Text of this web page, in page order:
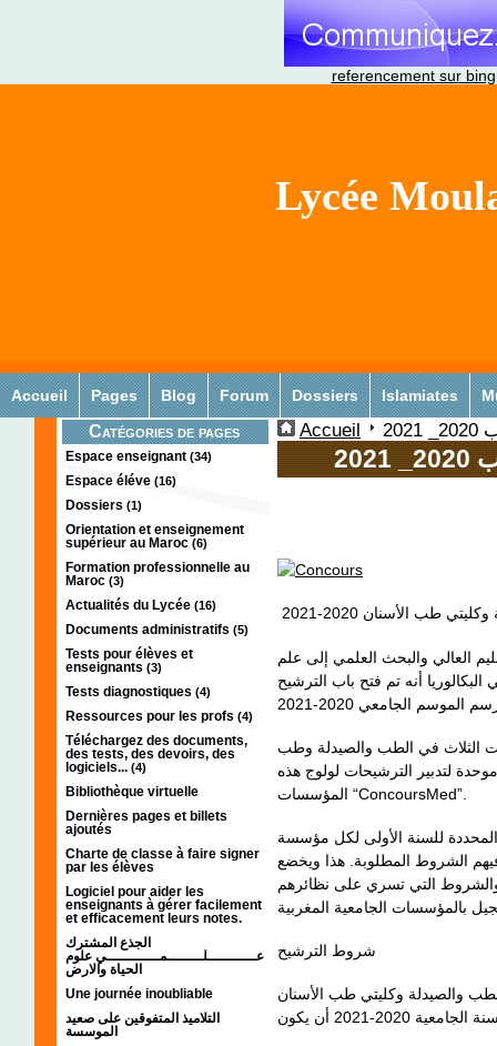
referencement sur bing
Lycée
Accueil Pages Blog Forum Dossiers Islamiates
Catégories de pages
Espace enseignant (34)
Espace éléve (16)
Dossiers (1)
Orientation et enseignement
supérieur au Maroc (6)
Formation professionnelle au
Maroc (3)
Actualités du Lycée (16)
Documents administratifs (5)
Tests pour élèves et
enseignants (3)
Tests diagnostiques (4)
Ressources pour les profs (4)
Téléchargez des documents,
des tests, des devoirs, des
logiciels... (4)
Bibliothèque virtuelle
Dernières pages et billets
ajoutés
Charte de classe à faire signer
par les élèves
Logiciel pour aider les
enseignants à gérer facilement
et efficacement leurs notes.
الجذع المشترك
عـــــــــــلــــــــمــــــــــــي علوم
الحياة والارض
Une journée inoubliable
التلاميذ المتفوقين على صعيد
الموسسة
Accueil
طب الأسنان 2020-2021
العالي والبحث العلمي إلى علم
البكالوريا أنه تم فتح باب الترشيح
الثلاث في الطب والصيدلة وطب
لتدبير الترشيحات لولوج هذه
المؤسسات “ConcoursMed”.
%5 من عدد المقاعد المحددة للسنة الأولى لكل مؤسسة
فيهم الشروط المطلوبة. هذا ويخضع
والشروط التي تسري على نظائرهم
شروط الترشيح
والصيدلة وكليتي طب الأسنان